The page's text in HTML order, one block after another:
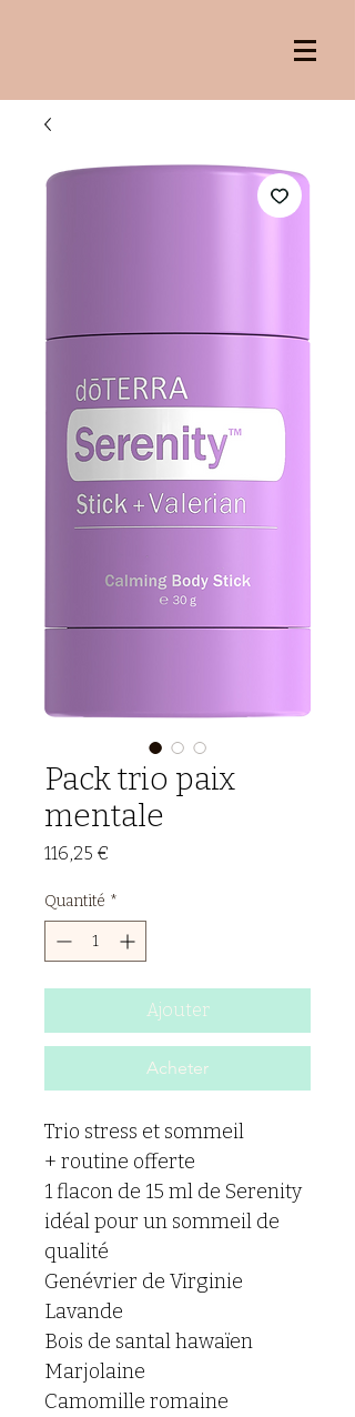
Pack trio paix
mentale
116,25 €
Quantité *
Ajouter
Acheter
Trio stress et sommeil
+ routine offerte
1 flacon de 15 ml de Serenity
idéal pour un sommeil de
qualité
Genévrier de Virginie
Lavande
Bois de santal hawaïen
Marjolaine
Camomille romaine